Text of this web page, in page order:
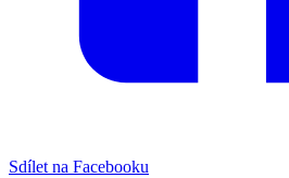
Sdílet na Facebooku